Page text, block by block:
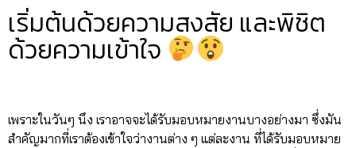
เริ่มต้นด้วยความสงสัย และพิชิต
ด้วยความเข้าใจ
เพราะในวันๆ นึง เราอาจจะได้รับมอบหมายงานบางอย่างมา ซึ่งมัน
สำคัญมากที่เราต้องเข้าใจว่างานต่าง ๆ แต่ละงาน ที่ได้รับมอบหมาย